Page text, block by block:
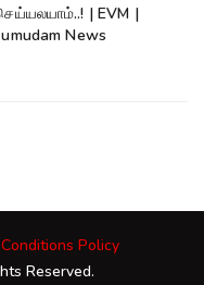
| EVM |
News
Policy
Reserved.